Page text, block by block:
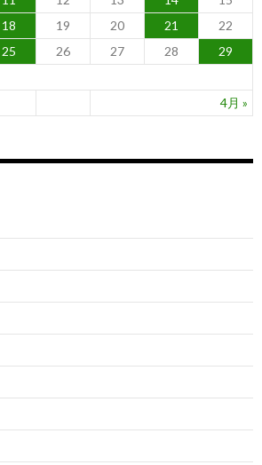
4月 »
18 19 20 21
22
25 26 27 28
29